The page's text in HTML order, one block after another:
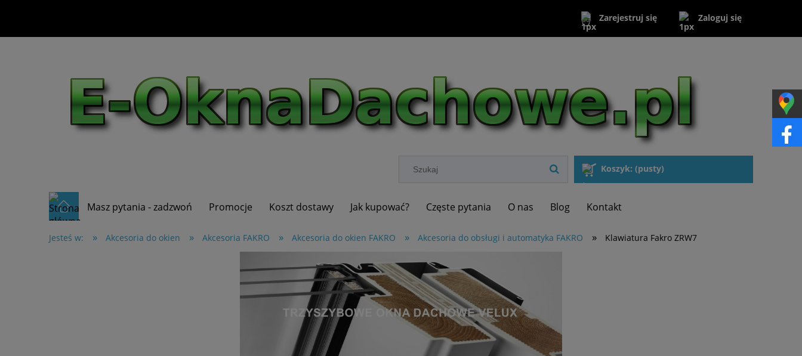
Zarejestruj się Zaloguj się
Koszyk: (pusty)
Masz pytania - zadzwoń Promocje Koszt dostawy Jak kupować? Częste pytania O nas Blog Kontakt
Jesteś w: » Akcesoria do okien » Akcesoria FAKRO » Akcesoria do okien FAKRO » Akcesoria do obsługi i automatyka FAKRO » Klawiatura Fakro ZRW7